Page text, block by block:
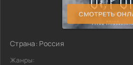
СМОТРЕТЬ
Страна: Россия
Жанры: